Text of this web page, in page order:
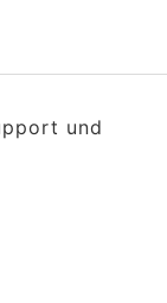
und